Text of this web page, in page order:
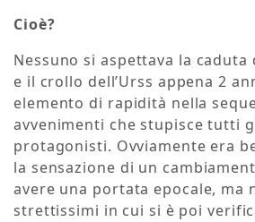
Cioè?
Nessuno si aspettava la caduta
e il crollo dell’Urss appena 2
elemento di rapidità nella
avvenimenti che stupisce tutti
protagonisti. Ovviamente era
la sensazione di un
avere una portata epocale, ma
strettissimi in cui si è poi